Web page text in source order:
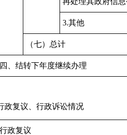
3.其他
（七）总计
四、结转下年度继续办理
政复议、行政诉讼情况
行政复议